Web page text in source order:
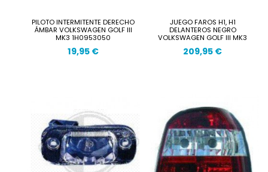
PILOTO INTERMITENTE DERECHO
ÁMBAR VOLKSWAGEN GOLF III
MK3 1H0953050
19,95 €
JUEGO FAROS H1, H1
DELANTEROS NEGRO
VOLKSWAGEN GOLF III MK3
209,95 €